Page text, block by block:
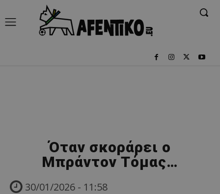
Όταν σκοράρει ο
Μπράντον Τόμας…
30/01/2026 - 11:58